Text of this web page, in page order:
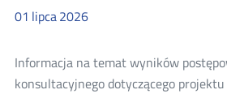
01 lipca2026
Informacja na temat wyników
konsultacyjnego dotyczącego projektu